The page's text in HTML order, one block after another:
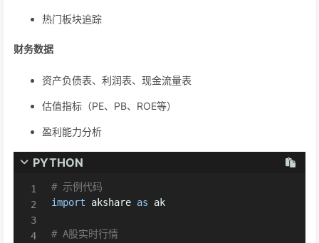
热门板块追踪
财务数据
资产负债表、利润表、现金流量表
估值指标（PE、PB、ROE等）
盈利能力分析
PYTHON
# 示例代码
import akshare as ak
# A股实时行情